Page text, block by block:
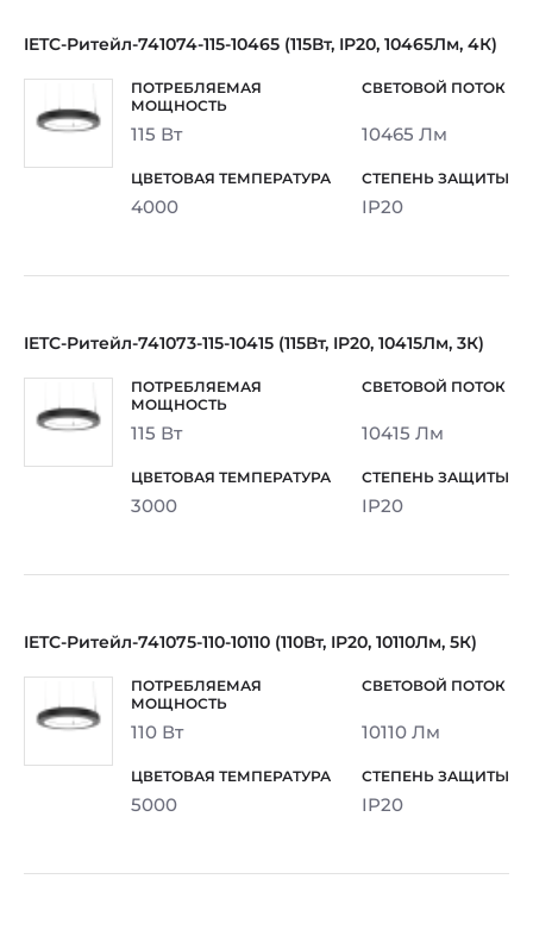
IETC-Ритейл-741074-115-10465 (115Вт, IP20, 10465Лм, 4К)
115 Вт 10465 Лм
4000 IP20
IETC-Ритейл-741073-115-10415 (115Вт, IP20, 10415Лм, 3К)
115 Вт 10415 Лм
3000 IP20
IETC-Ритейл-741075-110-10110 (110Вт, IP20, 10110Лм, 5К)
110 Вт 10110 Лм
5000 IP20